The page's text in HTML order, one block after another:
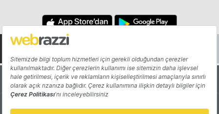
Hakkında Yazarlar
Katkıda Bulun Reklam